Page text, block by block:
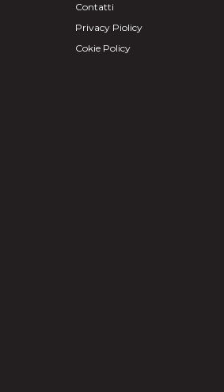
Contatti
Privacy Piolicy
Cokie Policy